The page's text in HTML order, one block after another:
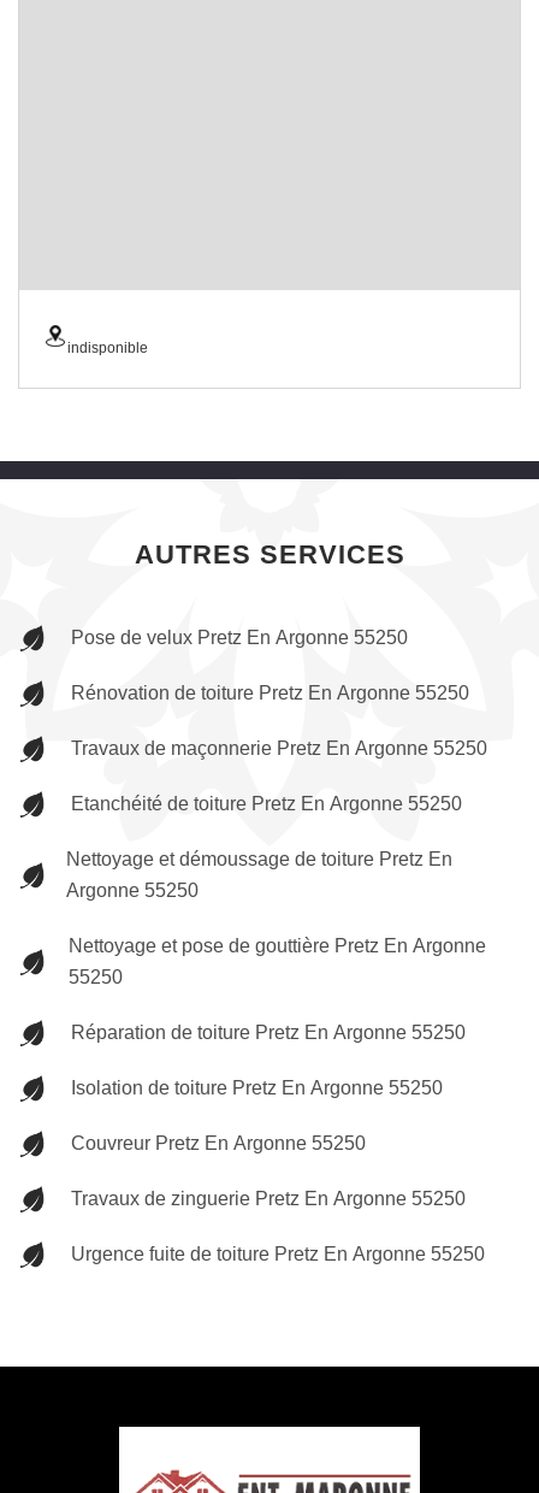
indisponible
AUTRES SERVICES
Pose de velux Pretz En Argonne 55250
Rénovation de toiture Pretz En Argonne 55250
Travaux de maçonnerie Pretz En Argonne 55250
Etanchéité de toiture Pretz En Argonne 55250
Nettoyage et démoussage de toiture Pretz En
Argonne 55250
Nettoyage et pose de gouttière Pretz En Argonne
55250
Réparation de toiture Pretz En Argonne 55250
Isolation de toiture Pretz En Argonne 55250
Couvreur Pretz En Argonne 55250
Travaux de zinguerie Pretz En Argonne 55250
Urgence fuite de toiture Pretz En Argonne 55250